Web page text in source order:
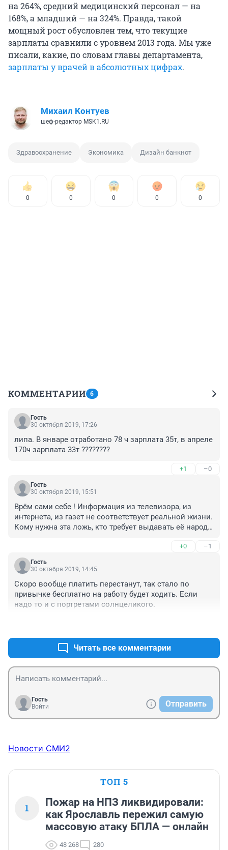
на 264%, средний медицинский персонал — на
168%, а младший — на 324%. Правда, такой
мощный рост обусловлен тем, что текущие
зарплаты сравнили с уровнем 2013 года. Мы уже
писали, какие, по словам главы департамента,
зарплаты у врачей в абсолютных цифрах.
Михаил Контуев
шеф-редактор MSK1.RU
Здравоохранение Экономика Дизайн банкнот
0 0 0 0 0
КОММЕНТАРИИ 6
Гость
30 октября 2019, 17:26
липа. В январе отработано 78 ч зарплата 35т, в апреле
170ч зарплата 33т ????????
+1 –0
Гость
30 октября 2019, 15:51
Врём сами себе ! Информация из телевизора, из
интернета, из газет не соответствует реальной жизни.
Кому нужна эта ложь, кто требует выдавать её народу,
противоречие только раздражает и злит изо дня в
день !
+0 –1
Гость
30 октября 2019, 14:45
Скоро вообще платить перестанут, так стало по
привычке бесплатно на работу будет ходить. Если
надо то и с портретами солнцеликого.
Читать все комментарии
Гость
Войти
Отправить
Новости СМИ2
ТОП 5
1
Пожар на НПЗ ликвидировали:
как Ярославль пережил самую
массовую атаку БПЛА — онлайн
48 268 280